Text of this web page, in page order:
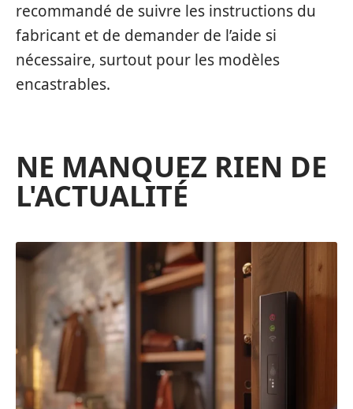
recommandé de suivre les instructions du
fabricant et de demander de l’aide si
nécessaire, surtout pour les modèles
encastrables.
NE MANQUEZ RIEN DE
L'ACTUALITÉ